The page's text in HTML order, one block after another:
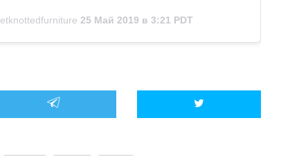
25 Май 2019 в 3:21 PDT